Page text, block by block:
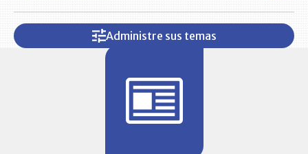
Administre sus temas